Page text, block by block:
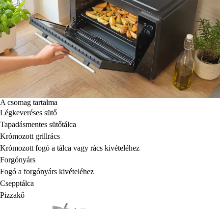
A csomag tartalma
Légkeveréses sütő
Tapadásmentes sütőtálca
Krómozott grillrács
Krómozott fogó a tálca vagy rács kivételéhez
Forgónyárs
Fogó a forgónyárs kivételéhez
Csepptálca
Pizzakő